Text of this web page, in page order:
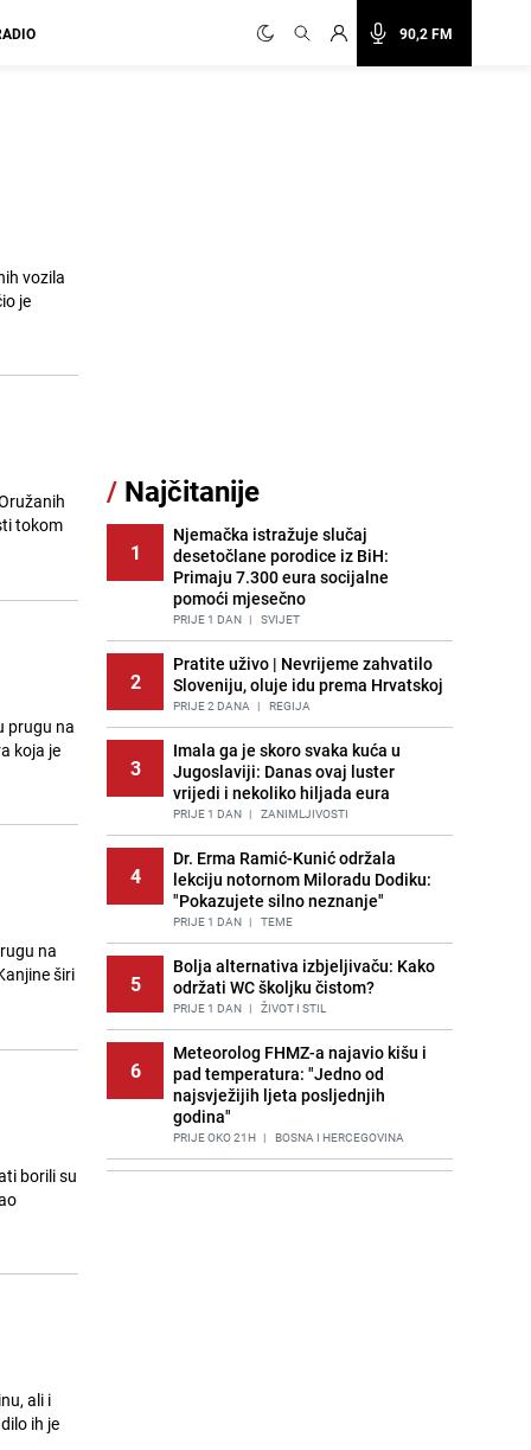
90,2 FM
vozila
je
tokom
prugu na
koja je
na
širi
borili su
ali i
ih je
/ Najčitanije
1
Njemačka istražuje slučaj
desetočlane porodice iz BiH:
Primaju 7.300 eura socijalne
pomoći mjesečno
PRIJE 1 DAN | SVIJET
2
Pratite uživo | Nevrijeme zahvatilo
Sloveniju, oluje idu prema Hrvatskoj
PRIJE 2 DANA | REGIJA
3
Imala ga je skoro svaka kuća u
Jugoslaviji: Danas ovaj luster
vrijedi i nekoliko hiljada eura
PRIJE 1 DAN | ZANIMLJIVOSTI
4
Dr. Erma Ramić-Kunić održala
lekciju notornom Miloradu Dodiku:
"Pokazujete silno neznanje"
PRIJE 1 DAN | TEME
5
Bolja alternativa izbjeljivaču: Kako
održati WC školjku čistom?
PRIJE 1 DAN | ŽIVOT I STIL
6
Meteorolog FHMZ-a najavio kišu i
pad temperatura: "Jedno od
najsvježijih ljeta posljednjih
godina"
PRIJE OKO 21H | BOSNA I HERCEGOVINA